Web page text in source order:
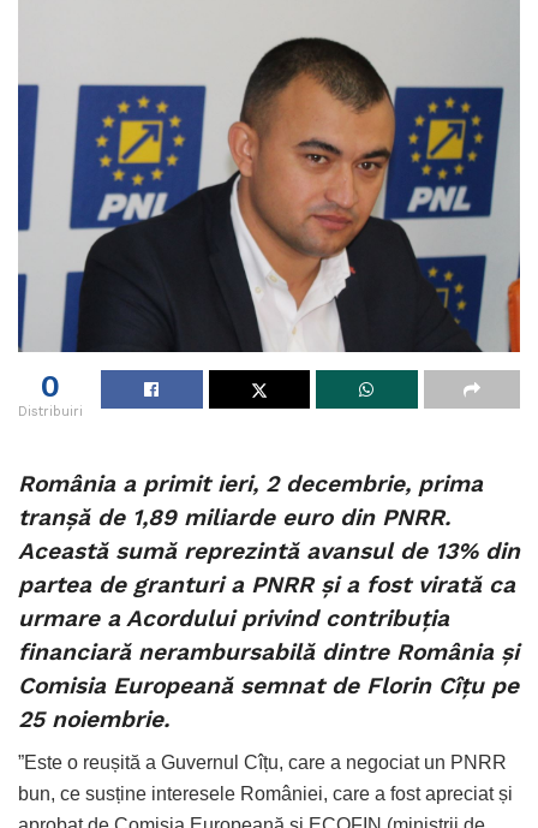
0
Distribuiri
România a primit ieri, 2 decembrie, prima
tranșă de 1,89 miliarde euro din PNRR.
Această sumă reprezintă avansul de 13% din
partea de granturi a PNRR și a fost virată ca
urmare a Acordului privind contribuția
financiară nerambursabilă dintre România și
Comisia Europeană semnat de Florin Cîțu pe
25 noiembrie.
”Este o reușită a Guvernul Cîțu, care a negociat un PNRR
bun, ce susține interesele României, care a fost apreciat și